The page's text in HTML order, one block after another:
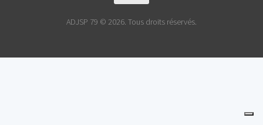
ADJSP 79 © 2026. Tous droits réservés.